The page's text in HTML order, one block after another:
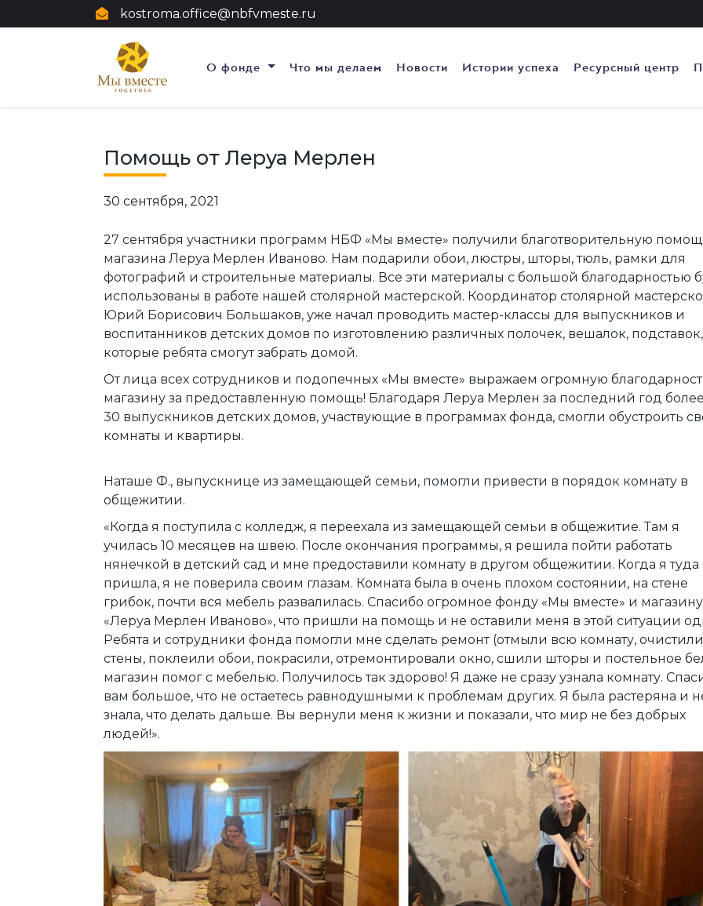
kostroma.office@nbfvmeste.ru
О фонде Что мы делаем Новости Истории успеха Ресурсный центр
Помощь от Леруа Мерлен
30 сентября, 2021
27 сентября участники программ НБФ «Мы вместе» получили благотворительную
магазина Леруа Мерлен Иваново. Нам подарили обои, люстры, шторы, тюль, рамки для
фотографий и строительные материалы. Все эти материалы с большой благодарностью
использованы в работе нашей столярной мастерской. Координатор столярной
Юрий Борисович Большаков, уже начал проводить мастер-классы для выпускников и
воспитанников детских домов по изготовлению различных полочек, вешалок, подставок,
которые ребята смогут забрать домой.
От лица всех сотрудников и подопечных «Мы вместе» выражаем огромную
магазину за предоставленную помощь! Благодаря Леруа Мерлен за последний год
30 выпускников детских домов, участвующие в программах фонда, смогли обустроить
комнаты и квартиры.
Наташе Ф., выпускнице из замещающей семьи, помогли привести в порядок комнату в
общежитии.
«Когда я поступила с колледж, я переехала из замещающей семьи в общежитие. Там я
училась 10 месяцев на швею. После окончания программы, я решила пойти работать
нянечкой в детский сад и мне предоставили комнату в другом общежитии. Когда я туда
пришла, я не поверила своим глазам. Комната была в очень плохом состоянии, на стене
грибок, почти вся мебель развалилась. Спасибо огромное фонду «Мы вместе» и магазину
«Леруа Мерлен Иваново», что пришли на помощь и не оставили меня в этой ситуации
Ребята и сотрудники фонда помогли мне сделать ремонт (отмыли всю комнату, очистили
стены, поклеили обои, покрасили, отремонтировали окно, сшили шторы и постельное
магазин помог с мебелью. Получилось так здорово! Я даже не сразу узнала комнату.
вам большое, что не остаетесь равнодушными к проблемам других. Я была растеряна и
знала, что делать дальше. Вы вернули меня к жизни и показали, что мир не без добрых
людей!».